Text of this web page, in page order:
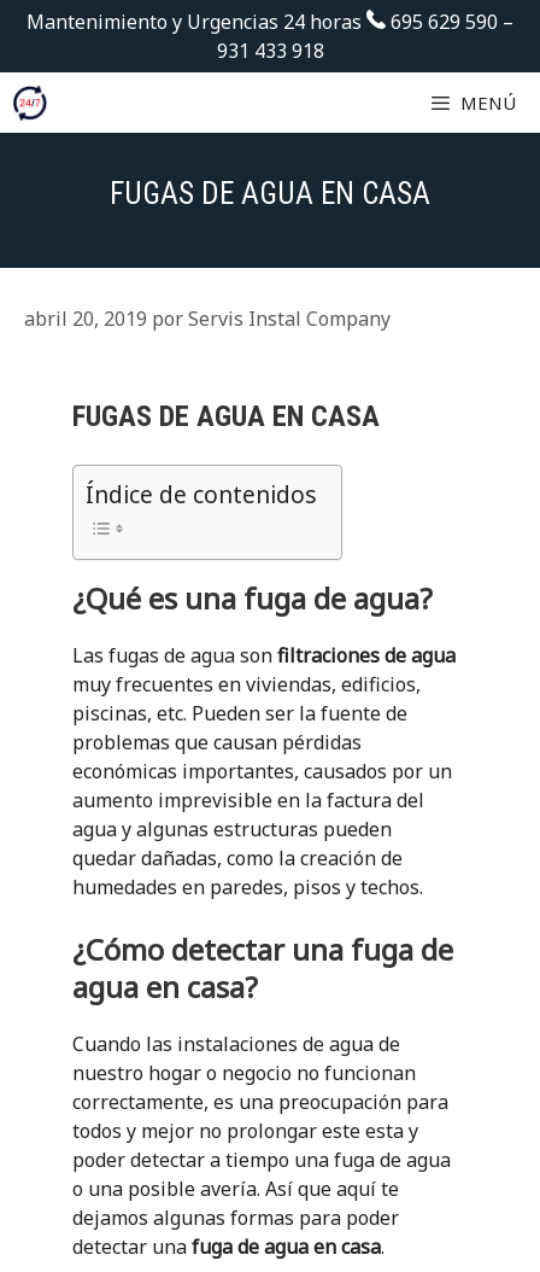
Saltar
contenido
Mantenimiento y Urgencias 24 horas 695 629 590 –
931 433 918
MENÚ
FUGAS DE AGUA EN CASA
abril 20, 2019 porServis Instal Company
FUGAS DE AGUA EN CASA
Índice de contenidos
¿Qué es una fuga de agua?
Las fugas de agua sonfiltraciones de agua
muy frecuentes en viviendas, edificios,
piscinas, etc. Pueden ser la fuente de
problemas que causan pérdidas
económicas importantes, causados por un
aumento imprevisible en la factura del
agua y algunas estructuras pueden
quedar dañadas, como la creación de
humedades en paredes, pisos y techos.
¿Cómo detectar una fuga de
agua en casa?
Cuando las instalaciones de agua de
nuestro hogar o negocio no funcionan
correctamente, es una preocupación para
todos y mejor no prolongar este esta y
poder detectar a tiempo una fuga de agua
o una posible avería. Así que aquí te
dejamos algunas formas para poder
detectar unafuga de agua en casa.